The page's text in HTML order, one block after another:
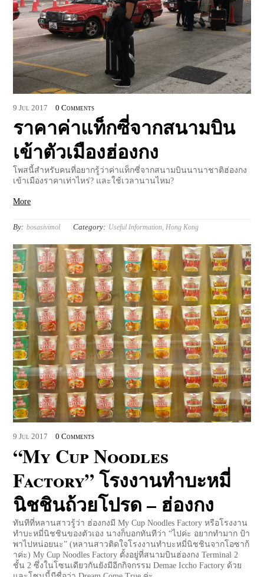
9 Jul 2017 0 Comments
ราคาค่าแท็กซี่จากสนามบิน
เข้าตัวเมืองฮ่องกง
โพสนี้สำหรับคนที่อยากรู้ว่าค่าแท็กซี่จากสนามบินนานาชาติฮ่องกง
เข้าเมืองราคาเท่าไหร่? และใช้เวลานานไหม?
More
By: bosasivimol Category: Useful Information Hong Kong
9 Jul 2017 0 Comments
“My Cup Noodles
Factory” โรงงานทำบะหมี่
นิชชินถ้วยโปรด – ฮ่องกง
ทันทีที่หลานสาวรู้ว่า ฮ่องกงมี My Cup Noodles Factory หรือโรงงาน
ทำบะหมี่นิชชินของตัวเอง นางก็บอกทันทีว่า “ไปค่ะ อยากทำมาก ป้า
พาไปหน่อยนะ” (หลานสาวติดใจโรงงานทำบะหมี่นิชชินจากโอซาก้
าค่ะ) My Cup Noodles Factory ตั้งอยู่ที่สนามบินฮ่องกง Terminal 2
ชั้น 2 ซึ่งในโซนเดียวกันยังมีอีกกิจกรรม Demae Iccho Factory ด้วย